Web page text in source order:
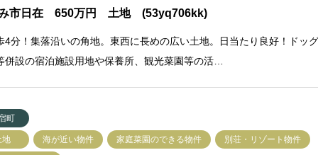
市日在 650万円 土地 (53yq706kk)
4分！集落沿いの角地。東西に長めの広い土地。日当たり良好！ドッ
併設の宿泊施設用地や保養所、観光菜園等の活…
町
地 海が近い物件 家庭菜園のできる物件 別荘・リゾート物件